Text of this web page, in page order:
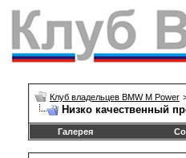
Клуб владельцев BMW M Power
Низко качественный
Галерея